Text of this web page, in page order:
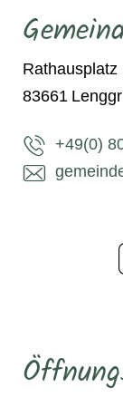
Rathausplatz
83661
+49(0)